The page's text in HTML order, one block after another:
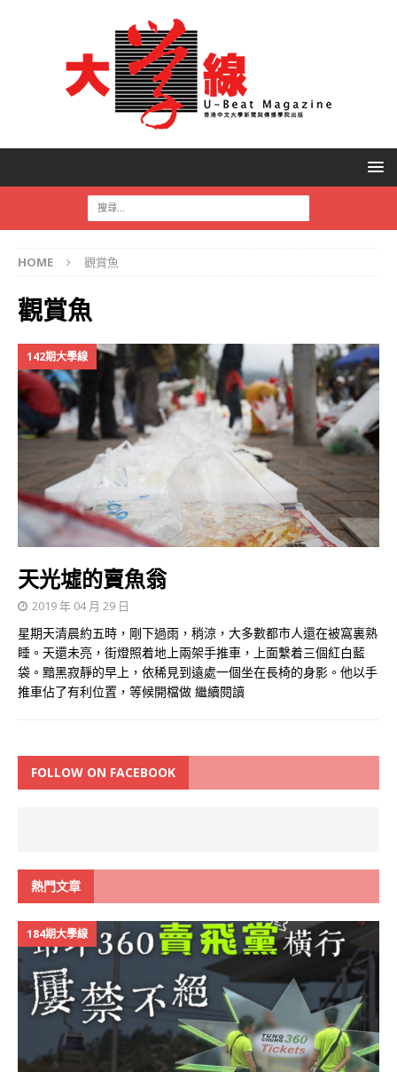
HOME 觀賞魚
觀賞魚
142期大學線
天光墟的賣魚翁
2019 年 04 月 29 日
星期天清晨約五時，剛下過雨，稍涼，大多數都市人還在被窩裏熟
睡。天還未亮，街燈照着地上兩架手推車，上面繫着三個紅白藍
袋。黯黑寂靜的早上，依稀見到遠處一個坐在長椅的身影。他以手
推車佔了有利位置，等候開檔做 繼續閱讀
FOLLOW ON FACEBOOK
熱門文章
184期大學線